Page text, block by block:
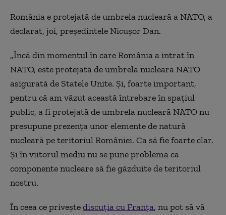
România e protejată de umbrela nuclearăaNATO, a
declarat, joi, preşedintele Nicuşor Dan.
„Încă din momentul în care România a intrat în
NATO, este protejată de umbrela nucleară NATO
asigurată de Statele Unite. Și, foarte important,
pentru că am văzut această întrebare în spațiul
public, a fi protejată de umbrela nucleară NATO nu
presupune prezența unor elemente de natură
nucleară pe teritoriul României. Ca să fie foarte clar.
Și în viitorul mediu nu se pune problema ca
componente nucleare să fie găzduite de teritoriul
nostru.
Înceea ce priveștediscuția cu Franța, nu pot să vă